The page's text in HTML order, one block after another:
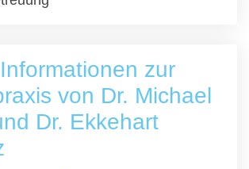
zur
von Dr. Michael
Dr. Ekkehart